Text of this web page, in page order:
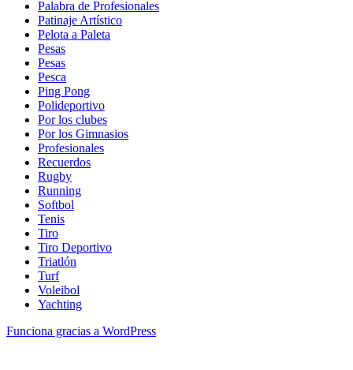
Palabra de Profesionales
Patinaje Artístico
Pelota a Paleta
Pesas
Pesas
Pesca
Ping Pong
Polideportivo
Por los clubes
Por los Gimnasios
Profesionales
Recuerdos
Rugby
Running
Softbol
Tenis
Tiro
Tiro Deportivo
Triatlón
Turf
Voleibol
Yachting
Funciona gracias a WordPress